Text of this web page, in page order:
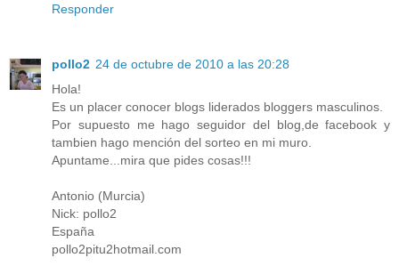
Responder
pollo2 24 de octubre de 2010 a las 20:28
Hola!
Es un placer conocer blogs liderados bloggers masculinos.
Por supuesto me hago seguidor del blog,de facebook y
tambien hago mención del sorteo en mi muro.
Apuntame...mira que pides cosas!!!
Antonio (Murcia)
Nick: pollo2
España
pollo2pitu2hotmail.com